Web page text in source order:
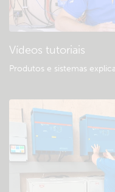
Vídeos tutoriais
Produtos e sistemas